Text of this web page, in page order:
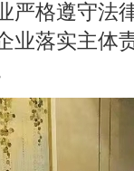
严格遵守法
业落实主体